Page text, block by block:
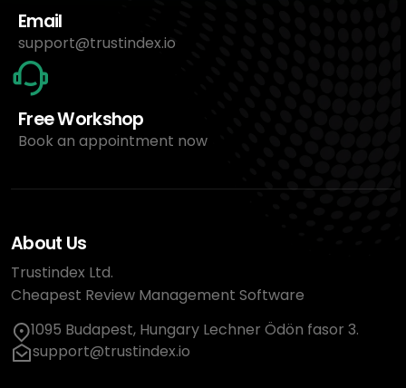
Email
support@trustindex.io
Free Workshop
Book an appointment now
About Us
Trustindex Ltd.
Cheapest Review Management Software
1095 Budapest, Hungary Lechner Ödön fasor 3.
support@trustindex.io